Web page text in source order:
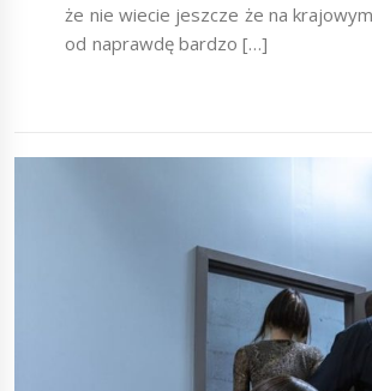
że nie wiecie jeszcze że na
od naprawdę bardzo […]